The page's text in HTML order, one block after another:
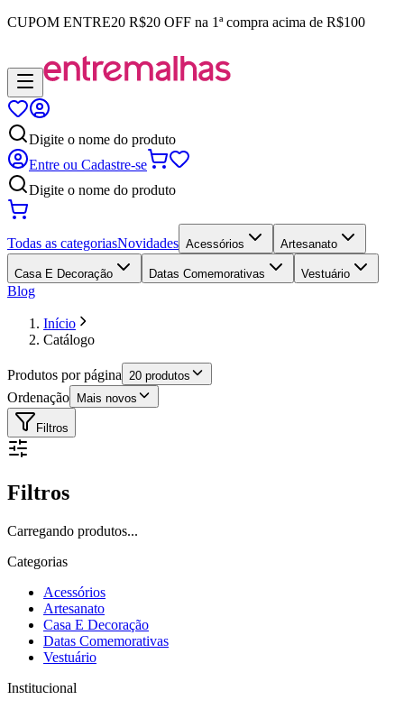
CUPOM ENTRE20 R$20 OFF na 1ª compra acima de R$100
Digite o nome do produto
Entre ou Cadastre-se
Digite o nome do produto
Todas as categoriasNovidades Acessórios Artesanato
Casa E Decoração Datas Comemorativas Vestuário
Blog
Início
Catálogo
Produtos por página 20 produtos
Ordenação Mais novos
Filtros
Filtros
Carregando produtos...
Categorias
Acessórios
Artesanato
Casa E Decoração
Datas Comemorativas
Vestuário
Institucional